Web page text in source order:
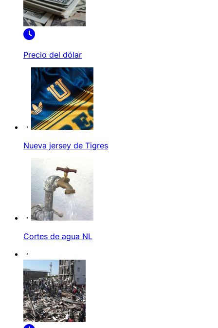
Precio del dólar
Nueva jersey de Tigres
Cortes de agua NL